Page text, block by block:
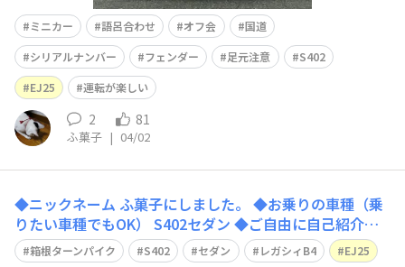
ミニカー 語呂合わせ オフ会
国道
シリアルナンバー
フェンダー 足元注意
S402
EJ25
運転が楽しい
2 81
ふ菓子 | 04/02
◆ニックネーム ふ菓子にしました。 ◆お乗りの車種（乗
りたい車種でもOK） S402セダン ◆ご自由に自己紹介を
どうぞ！ はじめまして。 黒のセダンばかりを乗り継いで
箱根ターンパイク S402 セダン レガシィB4
EJ25